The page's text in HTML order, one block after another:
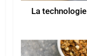
La